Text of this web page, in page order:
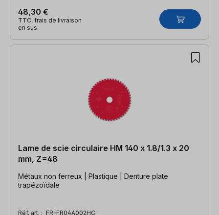
48,30 €
TTC, frais de livraison
en sus
Lame de scie circulaire HM 140 x 1.8/1.3 x 20
mm, Z=48
Métaux non ferreux | Plastique | Denture plate
trapézoïdale
Réf. art. : FR-FR04A002HC